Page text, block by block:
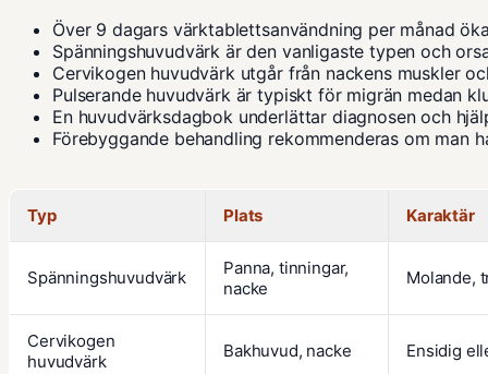
Över 9 dagars värktablettsanvändning per månad
Spänningshuvudvärk är den vanligaste typen och
Cervikogen huvudvärk utgår från nackens muskler
Pulserande huvudvärk är typiskt för migrän medan
En huvudvärksdagbok underlättar diagnosen och
Förebyggande behandling rekommenderas om man
Typ Plats Karaktär
Spänningshuvudvärk
Panna, tinningar,
nacke
Molande,
Cervikogen
huvudvärk
Bakhuvud, nacke Ensidig